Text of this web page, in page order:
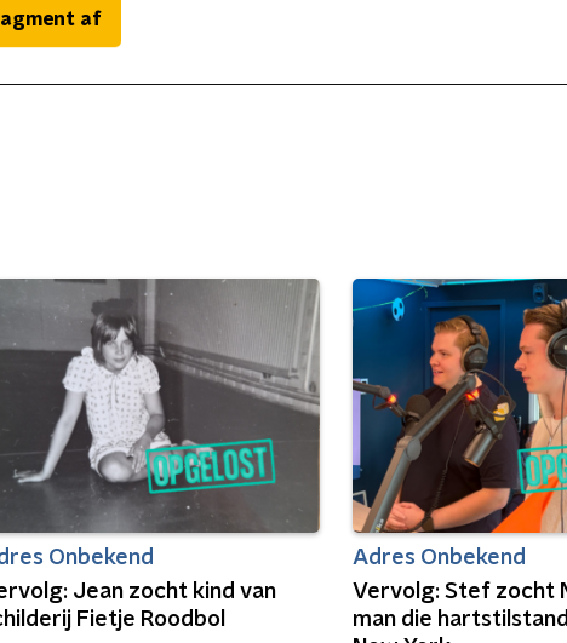
af
Onbekend
Jean zocht kind van
Fietje Roodbol
Adres Onbekend
Vervolg: Stef zocht
man die